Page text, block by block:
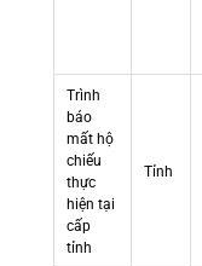
Trình
báo
mất hộ
chiếu
thực
hiện tại
cấp
tỉnh
Tỉnh